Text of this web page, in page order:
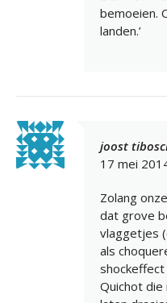
bemoeien.
landen.’
joost
17 mei
Zolang
dat grove
vlaggetjes
als
Quichot